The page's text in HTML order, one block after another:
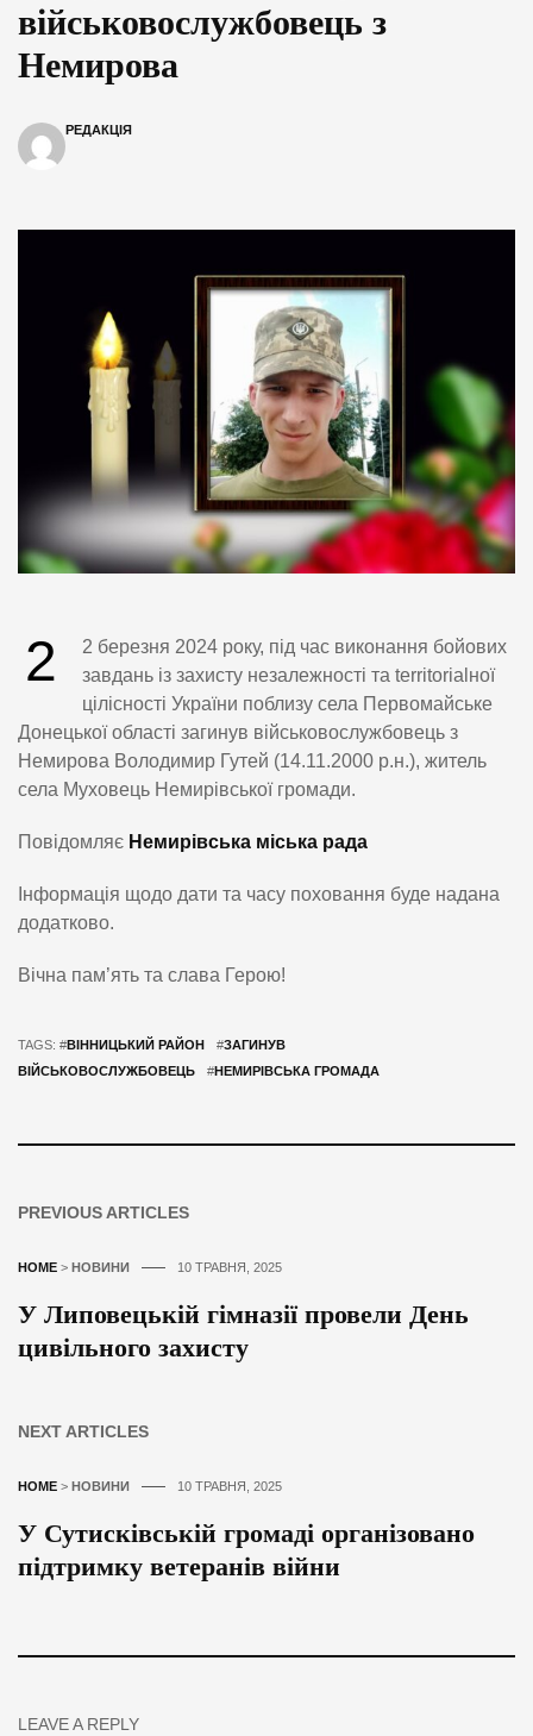
військовослужбовець з
Немирова
РЕДАКЦІЯ
2
2 березня 2024 року, під час виконання бойових
завдань із захисту незалежності та territorialної
цілісності України поблизу села Первомайське
Донецької області загинув військовослужбовець з
Немирова Володимир Гутей (14.11.2000 р.н.), житель
села Муховець Немирівської громади.
Повідомляє Немирівська міська рада
Інформація щодо дати та часу поховання буде надана
додатково.
Вічна пам’ять та слава Герою!
TAGS: #ВІННИЦЬКИЙ РАЙОН #ЗАГИНУВ
ВІЙСЬКОВОСЛУЖБОВЕЦЬ
#НЕМИРІВСЬКА ГРОМАДА
PREVIOUS ARTICLES
HOME > НОВИНИ 10 ТРАВНЯ, 2025
У Липовецькій гімназії провели День
цивільного захисту
NEXT ARTICLES
HOME > НОВИНИ 10 ТРАВНЯ, 2025
У Сутисківській громаді організовано
підтримку ветеранів війни
LEAVE A REPLY